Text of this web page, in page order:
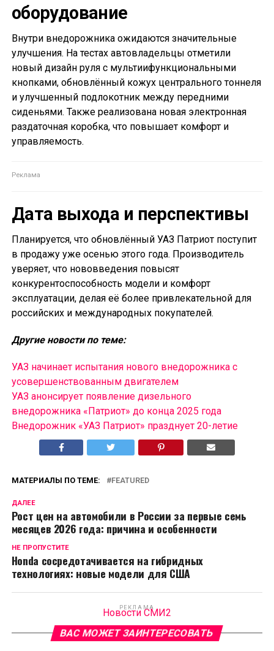
оборудование
Внутри внедорожника ожидаются значительные
улучшения. На тестах автовладельцы отметили
новый дизайн руля с мультиифункциональными
кнопками, обновлённый кожух центрального тоннеля
и улучшенный подлокотник между передними
сиденьями. Также реализована новая электронная
раздаточная коробка, что повышает комфорт и
управляемость.
Дата выхода и перспективы
Планируется, что обновлённый УАЗ Патриот поступит
в продажу уже осенью этого года. Производитель
уверяет, что нововведения повысят
конкурентоспособность модели и комфорт
эксплуатации, делая её более привлекательной для
российских и международных покупателей.
Другие новости по теме:
УАЗ начинает испытания нового внедорожника с
усовершенствованным двигателем
УАЗ анонсирует появление дизельного
внедорожника «Патриот» до конца 2025 года
Внедорожник «УАЗ Патриот» празднует 20-летие
МАТЕРИАЛЫ ПО ТЕМЕ: FEATURED
ДАЛЕЕ
Рост цен на автомобили в России за первые семь
месяцев 2026 года: причина и особенности
НЕ ПРОПУСТИТЕ
Honda сосредотачивается на гибридных
технологиях: новые модели для США
РЕКЛАМА
Новости СМИ2
ВАС МОЖЕТ ЗАИНТЕРЕСОВАТЬ